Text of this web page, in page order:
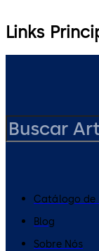
Links
Catálogo de
Blog
Sobre Nós